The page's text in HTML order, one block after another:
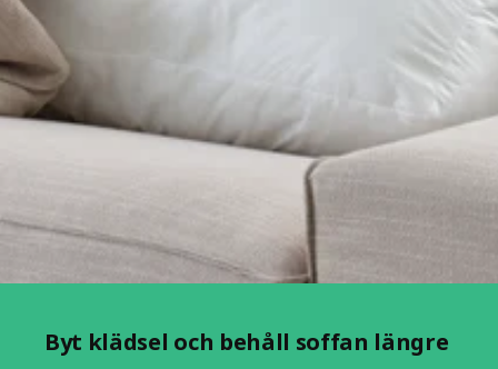
Byt klädsel och behåll soffan längre